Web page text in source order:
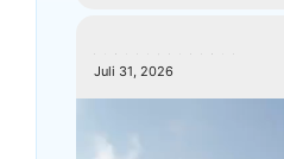
Juli 31, 2026